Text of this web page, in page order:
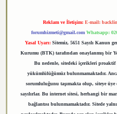
Reklam ve İletişim: E-mail:
forumhizmeti@gmail.com Whatsapp:
Yasal Uyarı: Sitemiz, 5651 Sayılı Kanun
Kurumu (BTK) tarafından onaylanmış bir
Bu nedenle, sitedeki içerikleri proaktif
yükümlülüğümüz bulunmamaktadır.
sorumluluğunu taşımakta olup, siteye
sayılırlar. Bu internet sitesi, herhangi bir
bağlantısı bulunmamaktadır. Sitede